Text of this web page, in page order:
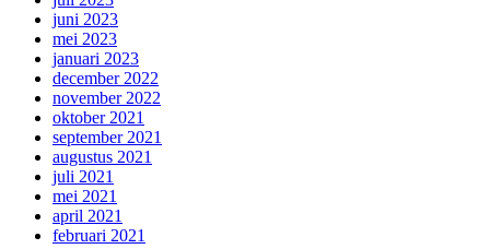
juni 2023
mei 2023
januari 2023
december 2022
november 2022
oktober 2021
september 2021
augustus 2021
juli 2021
mei 2021
april 2021
februari 2021